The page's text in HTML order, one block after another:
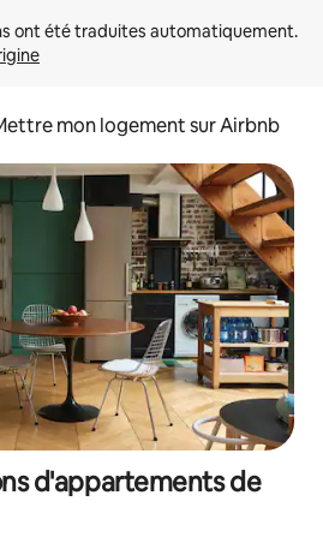
mon logement sur Airbnb
d'appartements de